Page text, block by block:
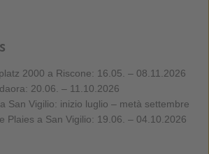
2000 a Riscone: 16.05. – 08.11.2026
20.06. – 11.10.2026
San Vigilio: inizio luglio – metà settembre
Plaies a San Vigilio: 19.06. – 04.10.2026